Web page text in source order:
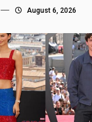
August 6, 2026